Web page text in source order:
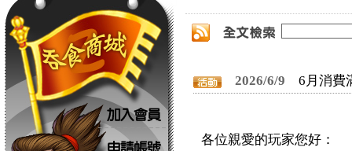
2026/6/9 6月消費
各位親愛的玩家您好：